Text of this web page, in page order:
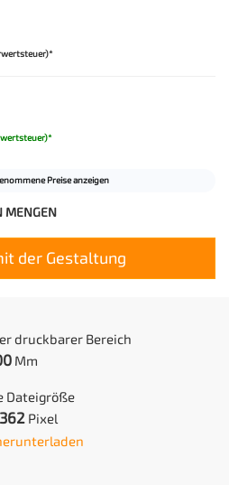
Preise anzeigen
MENGEN
der Gestaltung
druckbarer Bereich
Mm
Dateigröße
Pixel